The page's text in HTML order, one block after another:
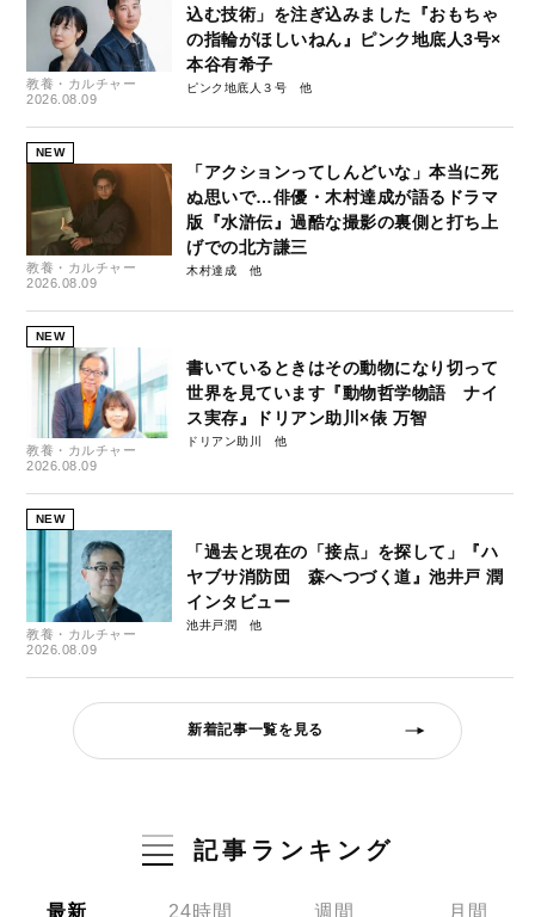
教養・カルチャー
2026.08.09
込む技術」を注ぎ込みました『おもちゃ
の指輪がほしいねん』ピンク地底人3号×
本谷有希子
ピンク地底人３号
NEW
教養・カルチャー
2026.08.09
「アクションってしんどいな」本当に死
ぬ思いで…俳優・木村達成が語るドラマ
版『水滸伝』過酷な撮影の裏側と打ち上
げでの北方謙三
木村達成
NEW
教養・カルチャー
2026.08.09
書いているときはその動物になり切って
世界を見ています『動物哲学物語 ナイ
ス実存』ドリアン助川×俵 万智
ドリアン助川
NEW
教養・カルチャー
2026.08.09
「過去と現在の「接点」を探して」『ハ
ヤブサ消防団 森へつづく道』池井戸 潤
インタビュー
池井戸潤
新着記事一覧を見る
記事ランキング
最新 24時間 週間 月間